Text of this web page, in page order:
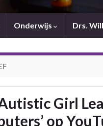
Onderwijs Drs.
Girl
op